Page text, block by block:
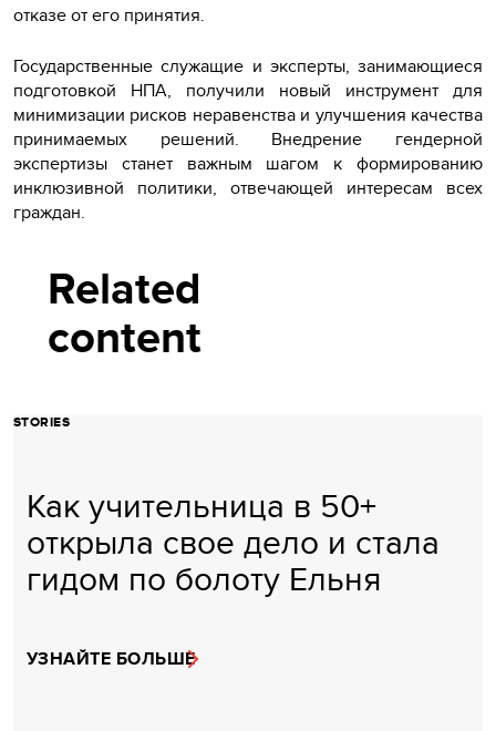
отказе от его принятия.
Государственные служащие и эксперты, занимающиеся
подготовкой НПА, получили новый инструмент для
минимизации рисков неравенства и улучшения качества
принимаемых решений. Внедрение гендерной
экспертизы станет важным шагом к формированию
инклюзивной политики, отвечающей интересам всех
граждан.
Related
content
STORIES
Как учительница в 50+
открыла свое дело и стала
гидом по болоту Ельня
УЗНАЙТЕ БОЛЬШЕ